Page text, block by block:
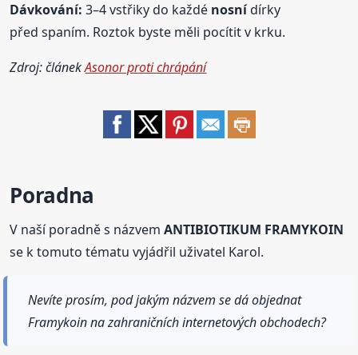
Dávkování: 3–4 vstřiky do každé nosnídírky
před spaním. Roztok byste měli pocítit v krku.
Zdroj: článekAsonor proti chrápání
Poradna
V naší poradně s názvemANTIBIOTIKUM FRAMYKOIN
se k tomuto tématu vyjádřil uživatel Karol.
Nevíte prosím, pod jakým názvem se dá objednat
Framykoin na zahraničních internetových obchodech?